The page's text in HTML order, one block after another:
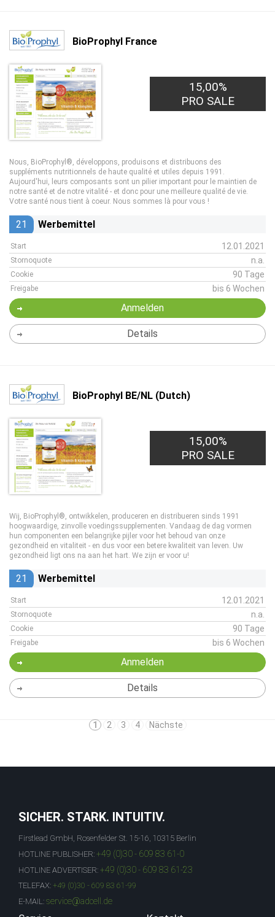
BioProphyl France
15,00%
PRO SALE
Nous, BioProphyl®, développons, produisons et distribuons des
suppléments nutritionnels de haute qualité et utiles depuis 1991.
Aujourd'hui, leurs composants sont un pilier important pour le maintien de
notre santé et de notre vitalité - et donc pour une meilleure qualité de vie.
Votre santé nous tient à coeur. Nous sommes là pour vous !
21 Werbemittel
Start 12.01.2021
Stornoquote n.a.
Cookie 90 Tage
Freigabe bis 6 Wochen
Anmelden
Details
BioProphyl BE/NL (Dutch)
15,00%
PRO SALE
Wij, BioProphyl®, ontwikkelen, produceren en distribueren sinds 1991
hoogwaardige, zinvolle voedingssupplementen. Vandaag de dag vormen
hun componenten een belangrijke pijler voor het behoud van onze
gezondheid en vitaliteit - en dus voor een betere kwaliteit van leven. Uw
gezondheid ligt ons na aan het hart. We zijn er voor u!
21 Werbemittel
Start 12.01.2021
Stornoquote n.a.
Cookie 90 Tage
Freigabe bis 6 Wochen
Anmelden
Details
1 2 3 4 Nächste
SICHER. STARK. INTUITIV.
Firstlead GmbH, Rosenfelder St. 15-16, 10315 Berlin
HOTLINE PUBLISHER: +49 (0)30 - 609 83 61-0
HOTLINE ADVERTISER: +49 (0)30 - 609 83 61-23
TELEFAX: +49 (0)30 - 609 83 61-99
E-MAIL: service@adcell.de